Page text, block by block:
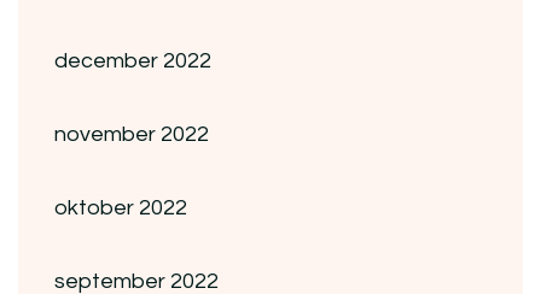
december 2022
november 2022
oktober 2022
september 2022